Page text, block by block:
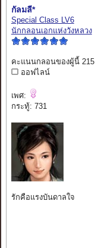
กัลมลี*
Special Class LV6
นักกลอนเอกแห่งวังหลวง
คะแนนกลอนของผู้นี้ 215
ออฟไลน์
เพศ:
กระทู้: 731
รักคือแรงบันดาลใจ